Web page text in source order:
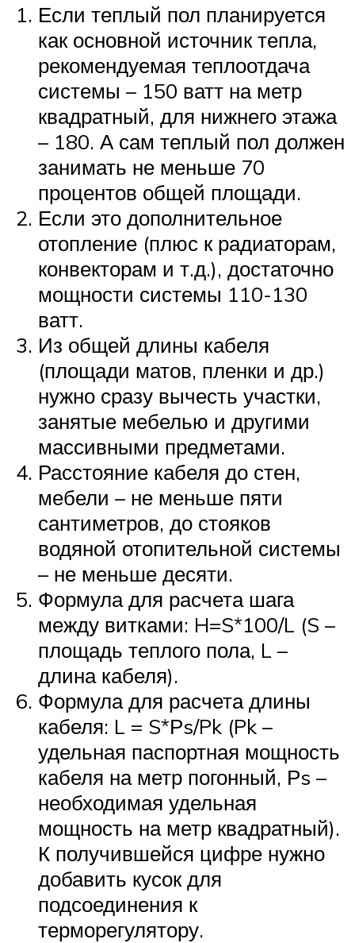
Если теплый пол планируется
как основной источник тепла,
рекомендуемая теплоотдача
системы – 150 ватт на метр
квадратный, для нижнего этажа
– 180. А сам теплый пол должен
занимать не меньше 70
процентов общей площади.
Если это дополнительное
отопление (плюс к радиаторам,
конвекторам и т.д.), достаточно
мощности системы 110-130
ватт.
Из общей длины кабеля
(площади матов, пленки и др.)
нужно сразу вычесть участки,
занятые мебелью и другими
массивными предметами.
Расстояние кабеля до стен,
мебели – не меньше пяти
сантиметров, до стояков
водяной отопительной системы
– не меньше десяти.
Формула для расчета шага
между витками: H=S*100/L (S –
площадь теплого пола, L –
длина кабеля).
Формула для расчета длины
кабеля: L = S*Рs/Pk (Pk –
удельная паспортная мощность
кабеля на метр погонный, Рs –
необходимая удельная
мощность на метр квадратный).
К получившейся цифре нужно
добавить кусок для
подсоединения к
терморегулятору.